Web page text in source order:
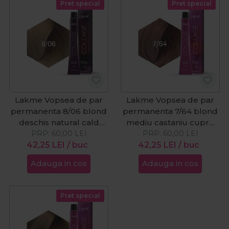
Pret special
Lakme Vopsea de par
permanenta 8/06 blond
deschis natural cald
Collage 60ml
42,25 LEI / buc
PRP: 60,00 LEI
Adauga in cos
Pret special
Lakme Vopsea de par
permanenta 7/64 blond
mediu castaniu cupru
Collage 60ml
42,25 LEI / buc
PRP: 60,00 LEI
Adauga in cos
Pret special